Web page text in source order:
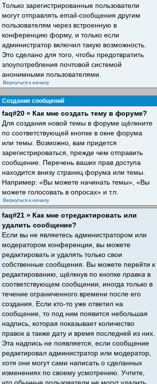
Только зарегистрированные пользователи
могут отправлять email-сообщения другим
пользователям через встроенную в
конференцию форму, и только если
администратор включил такую возможность.
Это сделано для того, чтобы предотвратить
злоупотребления почтовой системой
анонимными пользователями.
Вернуться к началу
Создание сообщений
faq#20 » Как мне создать тему в форуме?
Для создания новой темы в форуме щёлкните
по соответствующей кнопке в окне форума
или темы. Возможно, вам придется
зарегистрироваться, прежде чем отправить
сообщение. Перечень ваших прав доступа
находится внизу страниц форума или темы.
Например: «Вы можете начинать темы», «Вы
можете голосовать в опросах» и т.п.
Вернуться к началу
faq#21 » Как мне отредактировать или
удалить сообщение?
Если вы не являетесь администратором или
модератором конференции, вы можете
редактировать и удалять только свои
собственные сообщения. Вы можете перейти к
редактированию, щёлкнув по кнопке правка в
соответствующем сообщении, иногда только в
течение ограниченного времени после его
создания. Если кто-то уже ответил на
сообщение, то под ним появится небольшая
надпись, которая показывает количество
правок а также дату и время последней из них.
Эта надпись не появляется, если сообщение
редактировал администратор или модератор,
хотя они могут сами написать о сделанных
изменениях по своему усмотрению. Учтите,